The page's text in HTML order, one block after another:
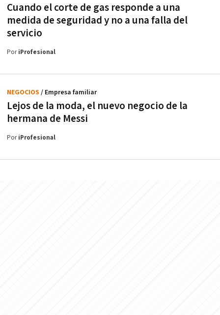
Cuando el corte de gas responde a una
medida de seguridad y no a una falla del
servicio
PoriProfesional
Lejos de la moda, el nuevo negocio de la
hermana de Messi
NEGOCIOS / Empresa familiar
PoriProfesional